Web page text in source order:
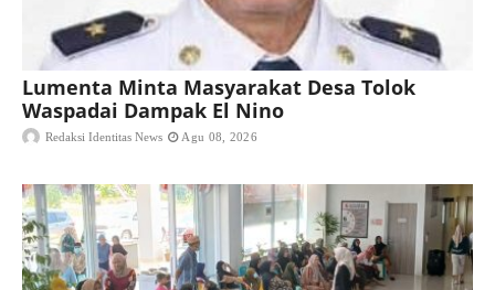
Lumenta Minta Masyarakat Desa Tolok
Waspadai Dampak El Nino
Redaksi Identitas News Agu 08, 2026